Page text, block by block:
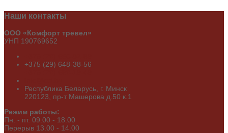
Наши контакты
ООО «Комфорт тревел»
УНП 190769652
+375 (29) 648-38-56
Республика Беларусь, г. Минск
220123, пр-т Машерова д.50 к.1
Режим работы:
Пн. - пт. 09.00 - 18.00
Перерыв 13.00 - 14.00